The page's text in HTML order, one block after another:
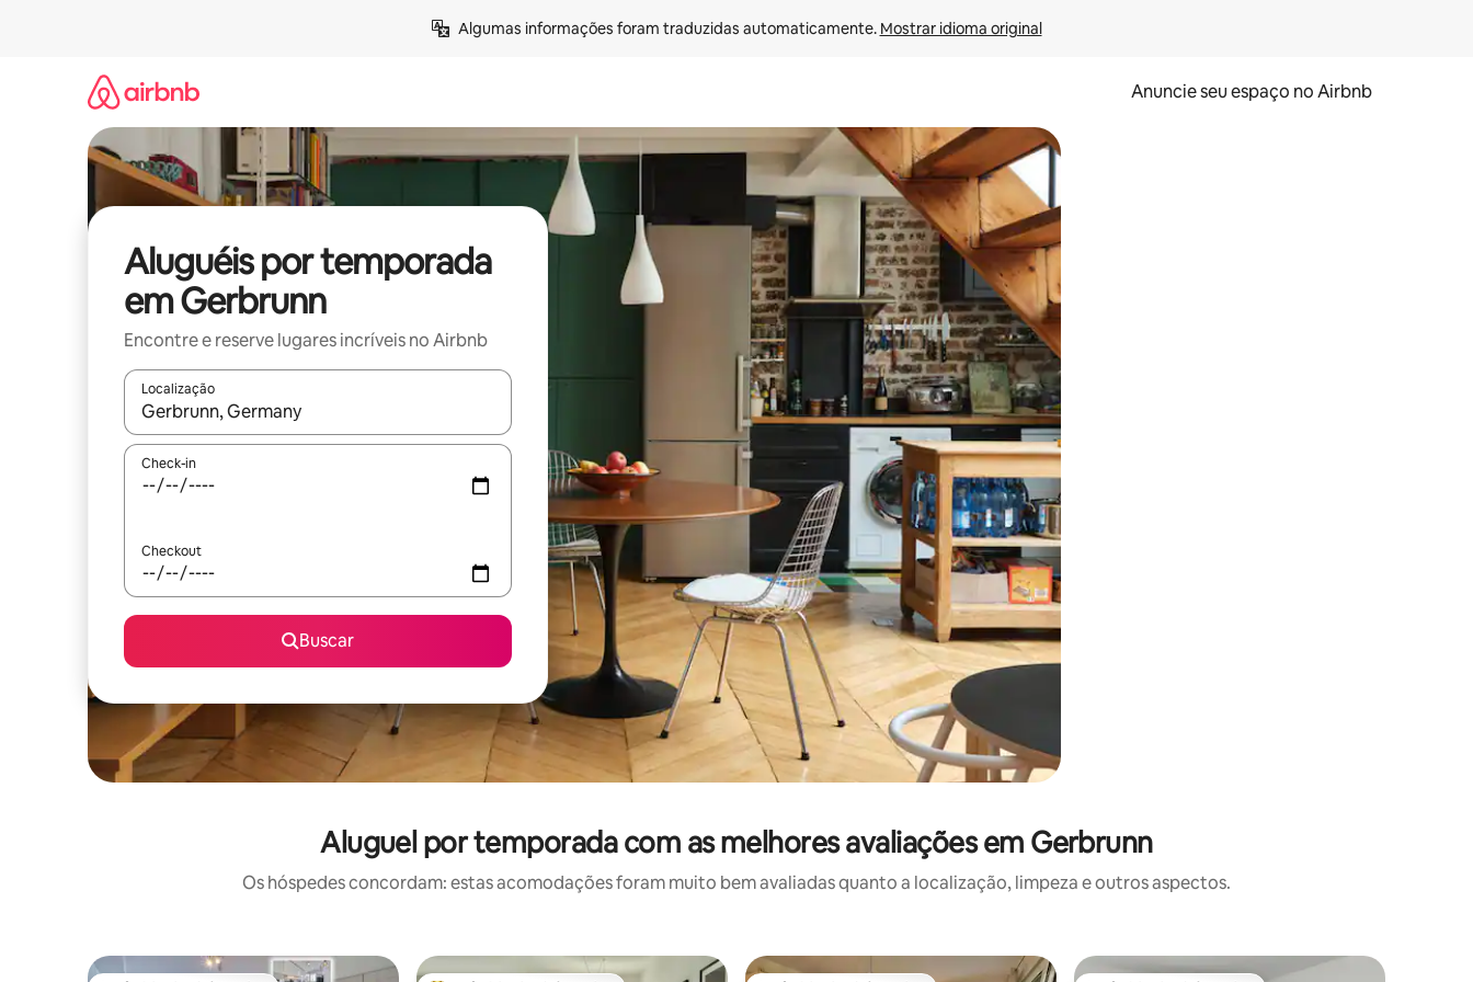
Algumas informações foram traduzidas automaticamente. Mostrar idioma original
Anuncie seu espaço no Airbnb
Aluguéis por temporada
em Gerbrunn
Encontre e reserve lugares incríveis no Airbnb
Localização
Quando os resultados estiverem disponíveis, explore-os usando as seta para cima e para baixo do teclado ou tocando e deslizando o dedo na tela.
Check-in
Checkout
Buscar
Aluguel por temporada com as melhores avaliações em Gerbrunn
Os hóspedes concordam: estas acomodações foram muito bem avaliadas quanto a localização, limpeza e outros aspectos.